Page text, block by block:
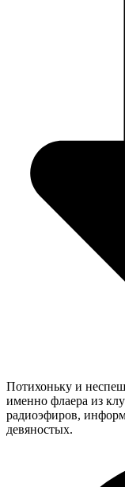
Потихоньку и
именно флаера из
радиоэфиров,
девяностых.